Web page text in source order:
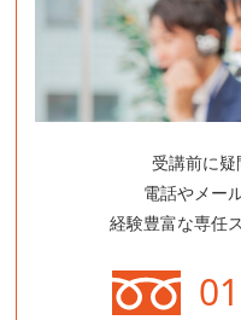
受講前に疑
電話やメー
経験豊富な専任